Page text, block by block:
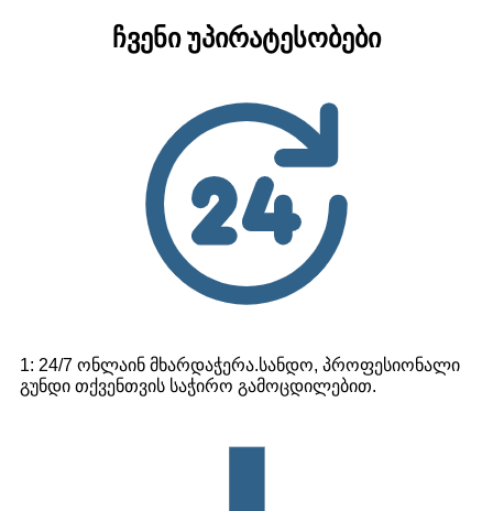
ჩვენი უპირატესობები
1: 24/7 ონლაინ მხარდაჭერა.სანდო, პროფესიონალი
გუნდი თქვენთვის საჭირო გამოცდილებით.